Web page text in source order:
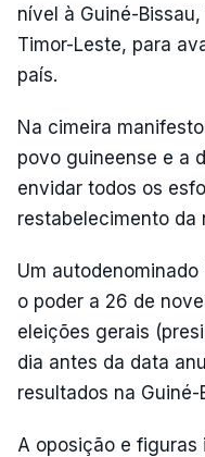
nível à Guiné-
Timor-Leste, para
país.
Na cimeira
povo guineense e a
envidar todos os
restabelecimento da
Um
o poder a 26 de
eleições gerais
dia antes da data
resultados na Guiné-
A oposição e